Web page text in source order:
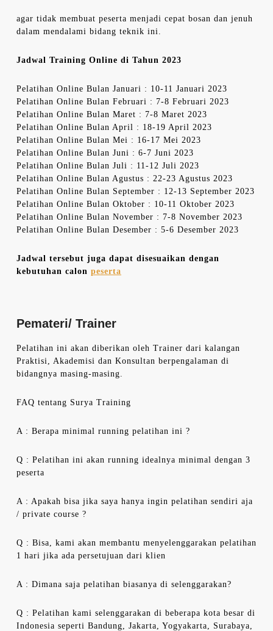
agar tidak membuat peserta menjadi cepat bosan dan jenuh
dalam mendalami bidang teknik ini.
Jadwal Training Online di Tahun 2023
Pelatihan Online Bulan Januari : 10-11 Januari 2023
Pelatihan Online Bulan Februari : 7-8 Februari 2023
Pelatihan Online Bulan Maret : 7-8 Maret 2023
Pelatihan Online Bulan April : 18-19 April 2023
Pelatihan Online Bulan Mei : 16-17 Mei 2023
Pelatihan Online Bulan Juni : 6-7 Juni 2023
Pelatihan Online Bulan Juli : 11-12 Juli 2023
Pelatihan Online Bulan Agustus : 22-23 Agustus 2023
Pelatihan Online Bulan September : 12-13 September 2023
Pelatihan Online Bulan Oktober : 10-11 Oktober 2023
Pelatihan Online Bulan November : 7-8 November 2023
Pelatihan Online Bulan Desember : 5-6 Desember 2023
Jadwal tersebut juga dapat disesuaikan dengan
kebutuhan calon peserta
Pemateri/ Trainer
Pelatihan ini akan diberikan oleh Trainer dari kalangan
Praktisi, Akademisi dan Konsultan berpengalaman di
bidangnya masing-masing.
FAQ tentang Surya Training
A : Berapa minimal running pelatihan ini ?
Q : Pelatihan ini akan running idealnya minimal dengan 3
peserta
A : Apakah bisa jika saya hanya ingin pelatihan sendiri aja
/ private course ?
Q : Bisa, kami akan membantu menyelenggarakan pelatihan
1 hari jika ada persetujuan dari klien
A : Dimana saja pelatihan biasanya di selenggarakan?
Q : Pelatihan kami selenggarakan di beberapa kota besar di
Indonesia seperti Bandung, Jakarta, Yogyakarta, Surabaya,